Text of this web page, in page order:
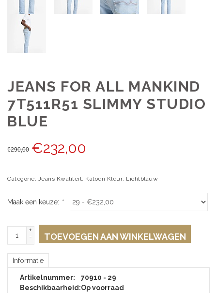
JEANS FOR ALL MANKIND
7T511R51 SLIMMY STUDIO
BLUE
€290,00 €232,00
Categorie: Jeans Kwaliteit: Katoen Kleur: Lichtblauw
Maak een keuze: *
+
-
TOEVOEGEN AAN WINKELWAGEN
Informatie
Artikelnummer:
70910 - 29
Beschikbaarheid:Op voorraad